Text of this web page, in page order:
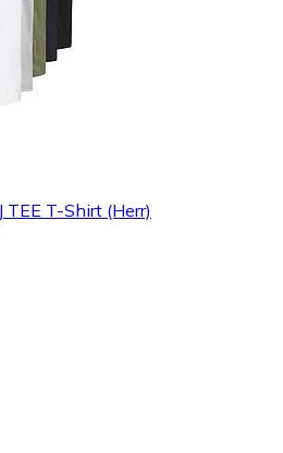
TEE T-Shirt (Herr)